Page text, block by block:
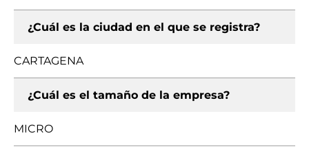
¿Cuál es la ciudad en el que se registra?
CARTAGENA
¿Cuál es el tamaño de la empresa?
MICRO